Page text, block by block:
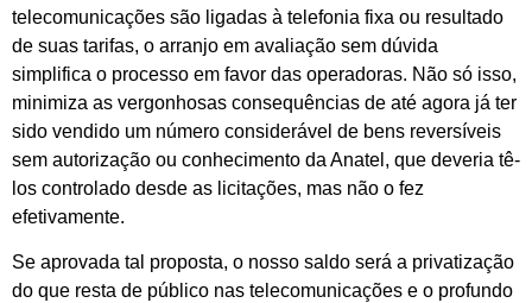
telecomunicações são ligadas à telefonia fixa ou resultado
de suas tarifas, o arranjo em avaliação sem dúvida
simplifica o processo em favor das operadoras. Não só isso,
minimiza as vergonhosas consequências de até agora já ter
sido vendido um número considerável de bens reversíveis
sem autorização ou conhecimento da Anatel, que deveria tê-
los controlado desde as licitações, mas não o fez
efetivamente.
Se aprovada tal proposta, o nosso saldo será a privatização
do que resta de público nas telecomunicações e o profundo